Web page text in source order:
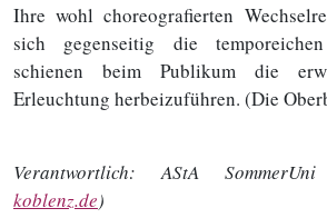
Ihre wohl choreografierten
sich gegenseitig die
schienen beim Publikum die
Erleuchtung herbeizuführen. (Die
Verantwortlich: AStA
koblenz.de)